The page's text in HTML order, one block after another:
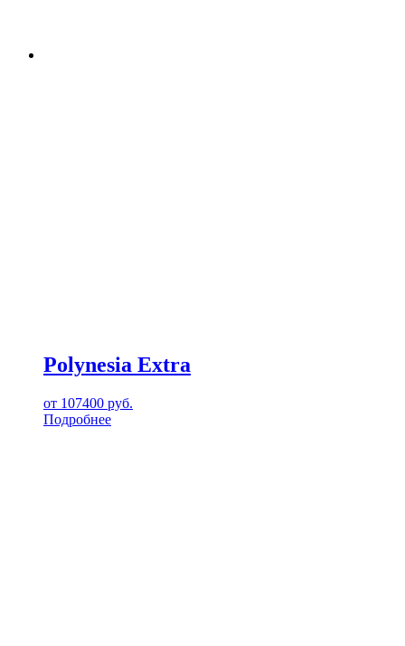
Polynesia Extra
от 107400 руб.
Подробнее